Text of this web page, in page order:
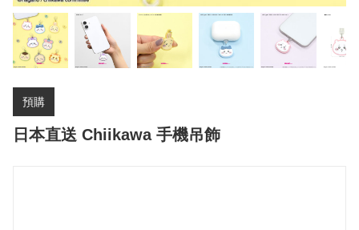
預購
日本直送 Chiikawa 手機吊飾